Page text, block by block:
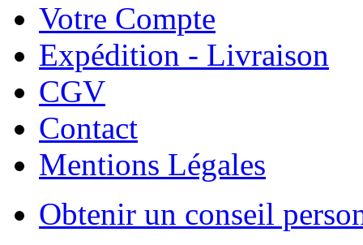
Votre Compte
Expédition - Livraison
CGV
Contact
Mentions Légales
Obtenir un conseil